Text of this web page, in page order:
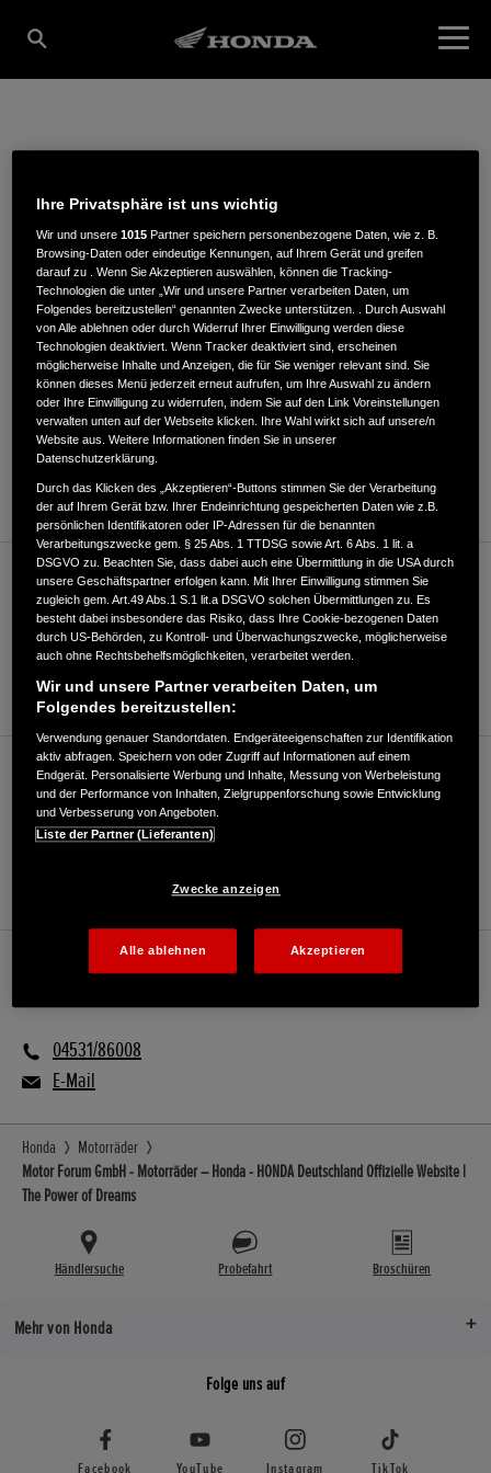
MOTOR FORUM
GMBH
Industriestraße 31,23843,Bad Oldesloe
ROUTENPLANUNG
WEBSITE
Motorrad/Roller (bis 125ccm)
04531/86008
E-Mail
Motorrad/Roller (über 125ccm)
E Mobilität
04531/86008
E-Mail
Honda
Motorräder
Motor Forum GmbH - Motorräder – Honda - HONDA Deutschland Offizielle Website |
The Power of Dreams
Händlersuche Probefahrt Broschüren
Mehr von Honda
Folge uns auf
Facebook YouTube Instagram TikTok
Ihre Privatsphäre ist uns wichtig
Wir und unsere1015 Partner speichern personenbezogene Daten, wie z. B.
Browsing-Daten oder eindeutige Kennungen, auf Ihrem Gerät und greifen
darauf zu . Wenn Sie Akzeptieren auswählen, können die Tracking-
Technologien die unter „Wir und unsere Partner verarbeiten Daten, um
Folgendes bereitzustellen“ genannten Zwecke unterstützen. . Durch Auswahl
von Alle ablehnen oder durch Widerruf Ihrer Einwilligung werden diese
Technologien deaktiviert. Wenn Tracker deaktiviert sind, erscheinen
möglicherweise Inhalte und Anzeigen, die für Sie weniger relevant sind. Sie
können dieses Menü jederzeit erneut aufrufen, um Ihre Auswahl zu ändern
oder Ihre Einwilligung zu widerrufen, indem Sie auf den Link Voreinstellungen
verwalten unten auf der Webseite klicken. Ihre Wahl wirkt sich auf unsere/n
Website aus. Weitere Informationen finden Sie in unserer
Datenschutzerklärung.
Durch das Klicken des „Akzeptieren“-Buttons stimmen Sie der Verarbeitung
der auf Ihrem Gerät bzw. Ihrer Endeinrichtung gespeicherten Daten wie z.B.
persönlichen Identifikatoren oder IP-Adressen für die benannten
Verarbeitungszwecke gem. § 25 Abs. 1 TTDSG sowie Art. 6 Abs. 1 lit. a
DSGVO zu. Beachten Sie, dass dabei auch eine Übermittlung in die USA durch
unsere Geschäftspartner erfolgen kann. Mit Ihrer Einwilligung stimmen Sie
zugleich gem. Art.49 Abs.1 S.1 lit.a DSGVO solchen Übermittlungen zu. Es
besteht dabei insbesondere das Risiko, dass Ihre Cookie-bezogenen Daten
durch US-Behörden, zu Kontroll- und Überwachungszwecke, möglicherweise
auch ohne Rechtsbehelfsmöglichkeiten, verarbeitet werden.
Wir und unsere Partner verarbeiten Daten, um
Folgendes bereitzustellen:
Verwendung genauer Standortdaten. Endgeräteeigenschaften zur Identifikation
aktiv abfragen. Speichern von oder Zugriff auf Informationen auf einem
Endgerät. Personalisierte Werbung und Inhalte, Messung von Werbeleistung
und der Performance von Inhalten, Zielgruppenforschung sowie Entwicklung
und Verbesserung von Angeboten.
Liste der Partner (Lieferanten)
Zwecke anzeigen
Alle ablehnen Akzeptieren